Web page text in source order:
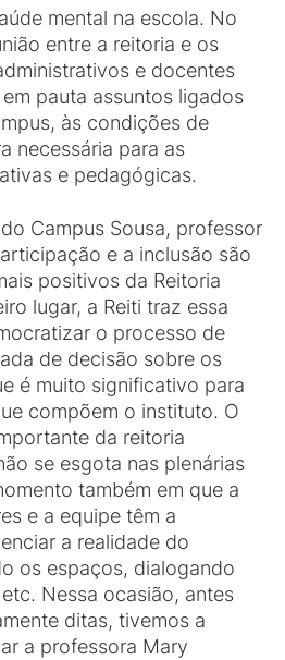
mental na escola. No
entre a reitoria e os
e docentes
pauta assuntos ligados
às condições de
necessária para as
e pedagógicas.
Campus Sousa, professor
e a inclusão são
positivos da Reitoria
lugar, a Reiti traz essa
o processo de
de decisão sobre os
é muito significativo para
compõem o instituto. O
da reitoria
se esgota nas plenárias
também em que a
e a equipe têm a
a realidade do
os espaços, dialogando
Nessa ocasião, antes
ditas, tivemos a
a professora Mary